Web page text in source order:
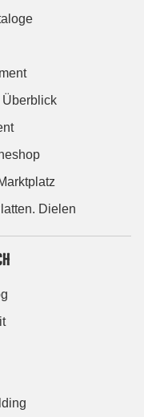
Überblick
Dielen